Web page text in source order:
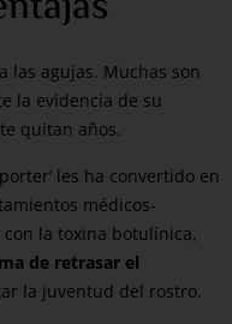
las agujas. Muchas son
la evidencia de su
quitan años.
les ha convertido en
médicos-
la toxina botulínica,
de retrasar el
la juventud del rostro.